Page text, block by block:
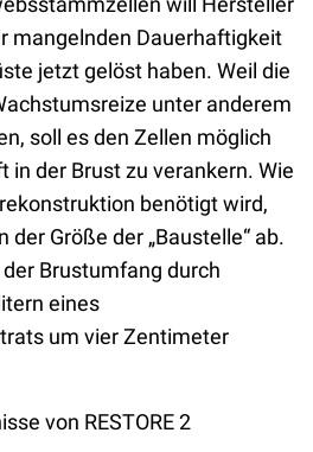
mangelnden Dauerhaftigkeit
jetzt gelöst haben. Weil die
unter anderem
soll es den Zellen möglich
in der Brust zu verankern. Wie
benötigt wird,
Größe der „Baustelle“ ab.
Brustumfang durch
eines
um vier Zentimeter
von RESTORE 2